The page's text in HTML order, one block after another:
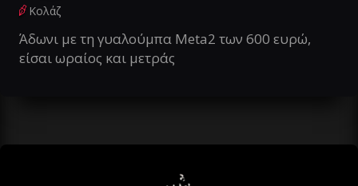
Κολάζ
Άδωνι με τη γυαλούμπα Meta2 των 600 ευρώ,
είσαι ωραίος και μετράς